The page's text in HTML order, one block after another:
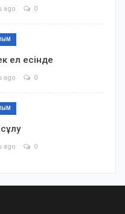
ago 0
ел есінде
ago 0
ago 0